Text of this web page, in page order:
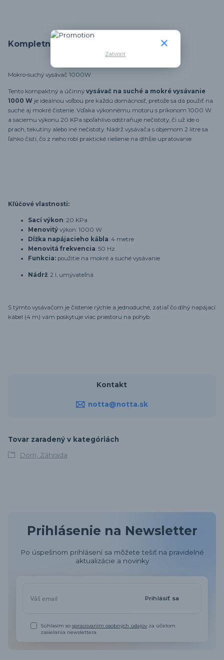
Kompletné špecifikácie
Mokro-suchý vysávač 1000W
Tento kompaktný a účinný vysávač na suché a mokré vysávanie
1000 W je ideálnou voľbou pre každú domácnosť, pretože sa dá použiť na
suché aj mokré čistenie. Vďaka výkonnému motoru s príkonom 1000 W
a saciemu výkonu 20 KPa spoľahlivo odstraňuje nečistoty, či už ide o
prach, tekutiny alebo iné nečistoty. Nádrž vysávača s objemom 2 litre sa
ľahko čistí, čo z neho robí praktické riešenie na dlhšie upratovanie.
Kľúčové vlastnosti:
Sací výkon: 20 KPa
Menovitý výkon: 1000 W
Dĺžka napájacieho kábla: 4 metre
Menovitá frekvencia: 50 Hz
Funkcia: použitie na mokré a suché vysávanie
Nádrž: 2 l, umývateľná
S týmto vysávačom je čistenie rýchle a jednoduché, zatiaľ čo dlhý napájací
kábel (4 m) vám poskytuje viac priestoru na pohyb.
Kontakt
notta@notta.sk
Tovar zaradený v kategóriách
Dom, Záhrada
Prihlásenie na Newsletter
Po úspešnom prihlásení sa môžete tešiť na pravidelné
aktualizácie a novinky
Prihlásiť sa
Súhlasím sospracovaním osobných údajov za účelom
zasielania newslettera.
Zatvoriť